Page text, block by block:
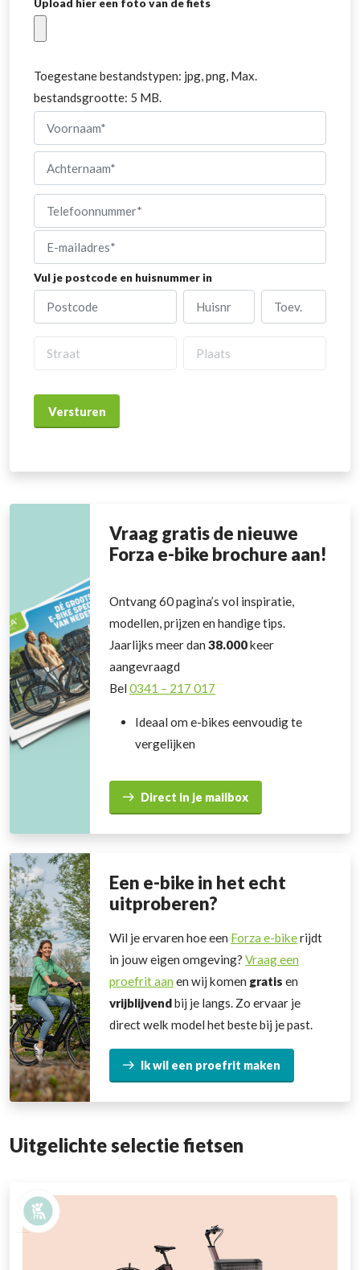
Upload hier een foto van de fiets
Toegestane bestandstypen: jpg, png, Max.
bestandsgrootte: 5 MB.
Naam
(Vereist)
Achternaam
Telefoonnumer
(Vereist)
E-
mailadres
(Vereist)
Vul je postcode en huisnummer in
Vraag gratis de nieuwe
Forza e-bike brochure aan!
Ontvang 60 pagina’s vol inspiratie,
modellen, prijzen en handige tips.
Jaarlijks meer dan 38.000keer
aangevraagd
Bel0341 – 217 017
Ideaal om e-bikes eenvoudig te
vergelijken
Direct in je mailbox
Een e-bike in het echt
uitproberen?
Wil je ervaren hoe een Forza e-bikerijdt
in jouw eigen omgeving? Vraag een
proefrit aan en wij komen gratis en
vrijblijvendbij je langs. Zo ervaar je
direct welk model het beste bij je past.
Ik wil een proefrit maken
Uitgelichte selectie fietsen